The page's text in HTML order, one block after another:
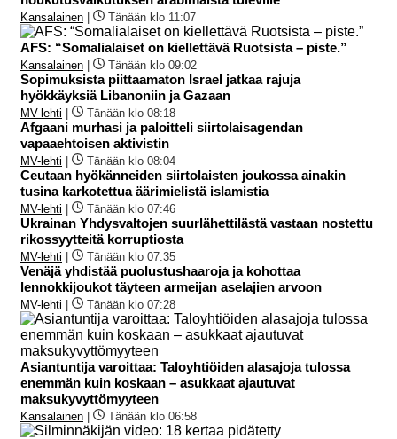
Kansalainen Tänään klo 11:07
AFS: “Somalialaiset on kiellettävä Ruotsista – piste.”
Kansalainen Tänään klo 09:02
Sopimuksista piittaamaton Israel jatkaa rajuja
hyökkäyksiä Libanoniin ja Gazaan
MV-lehti Tänään klo 08:18
Afgaani murhasi ja paloitteli siirtolaisagendan
vapaaehtoisen aktivistin
MV-lehti Tänään klo 08:04
Ceutaan hyökänneiden siirtolaisten joukossa ainakin
tusina karkotettua äärimielistä islamistia
MV-lehti Tänään klo 07:46
Ukrainan Yhdysvaltojen suurlähettilästä vastaan nostettu
rikossyytteitä korruptiosta
MV-lehti Tänään klo 07:35
Venäjä yhdistää puolustushaaroja ja kohottaa
lennokkijoukot täyteen armeijan aselajien arvoon
MV-lehti Tänään klo 07:28
Asiantuntija varoittaa: Taloyhtiöiden alasajoja tulossa
enemmän kuin koskaan – asukkaat ajautuvat
maksukyvyttömyyteen
Kansalainen Tänään klo 06:58